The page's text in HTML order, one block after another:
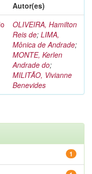
Autor(es)
OLIVEIRA, Hamilton
Reis de; LIMA,
Mônica de Andrade;
MONTE, Kerlen
Andrade do;
MILITÃO, Vivianne
Benevides
1